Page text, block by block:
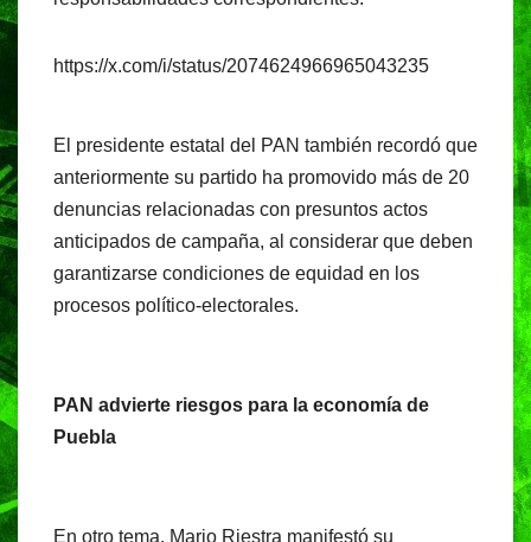
https://x.com/i/status/2074624966965043235
El presidente estatal del PAN también recordó que
anteriormente su partido ha promovido más de 20
denuncias relacionadas con presuntos actos
anticipados de campaña, al considerar que deben
garantizarse condiciones de equidad en los
procesos político-electorales.
PAN advierte riesgos para la economía de
Puebla
En otro tema, Mario Riestra manifestó su